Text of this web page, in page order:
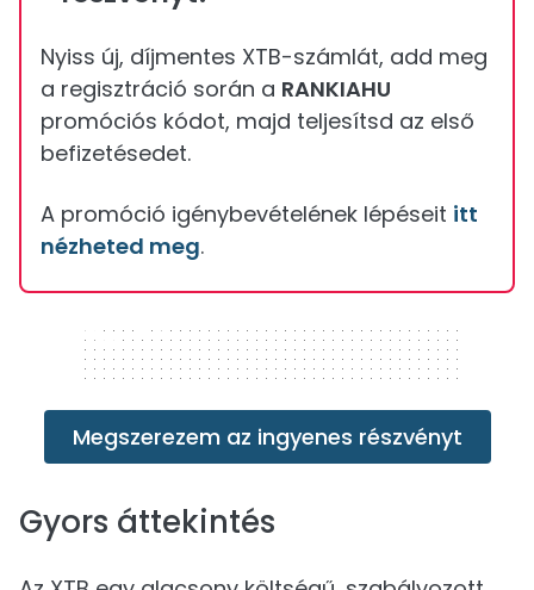
Nyiss új, díjmentes XTB-számlát, add meg
a regisztráció során a RANKIAHU
promóciós kódot, majd teljesítsd az első
befizetésedet.
A promóció igénybevételének lépéseit itt
nézheted meg.
320 x 50
Megszerezem az ingyenes részvényt
Gyors áttekintés